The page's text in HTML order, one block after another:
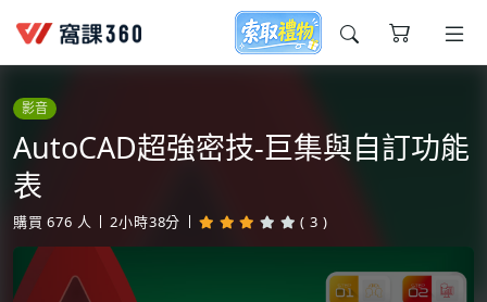
今天想要學什麼?
影音
AutoCAD超強密技-巨集與自訂功能
表
購買 676 人 2小時38分 ( 3 )